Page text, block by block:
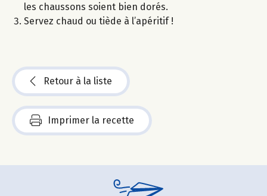
les chaussons soient bien dorés.
Servez chaud ou tiède à l’apéritif !
Retour à la liste
Imprimer la recette